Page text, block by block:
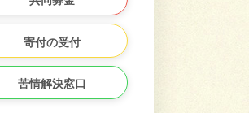
寄付の受付
苦情解決窓口